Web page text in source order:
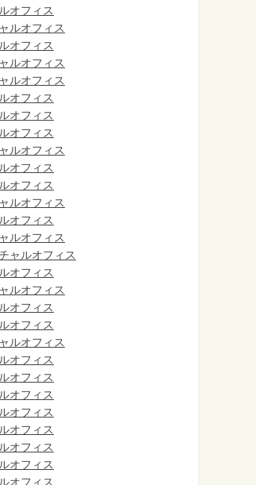
オフィス
ルオフィス
オフィス
ルオフィス
ルオフィス
オフィス
オフィス
オフィス
ルオフィス
オフィス
オフィス
ルオフィス
オフィス
ルオフィス
ャルオフィス
オフィス
ルオフィス
オフィス
オフィス
ルオフィス
オフィス
オフィス
オフィス
オフィス
オフィス
オフィス
オフィス
オフィス